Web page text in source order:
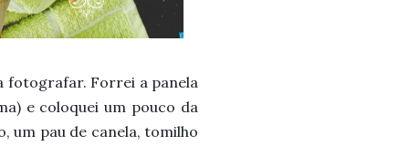
fotografar. Forrei a panela
e coloquei um pouco da
um pau de canela, tomilho